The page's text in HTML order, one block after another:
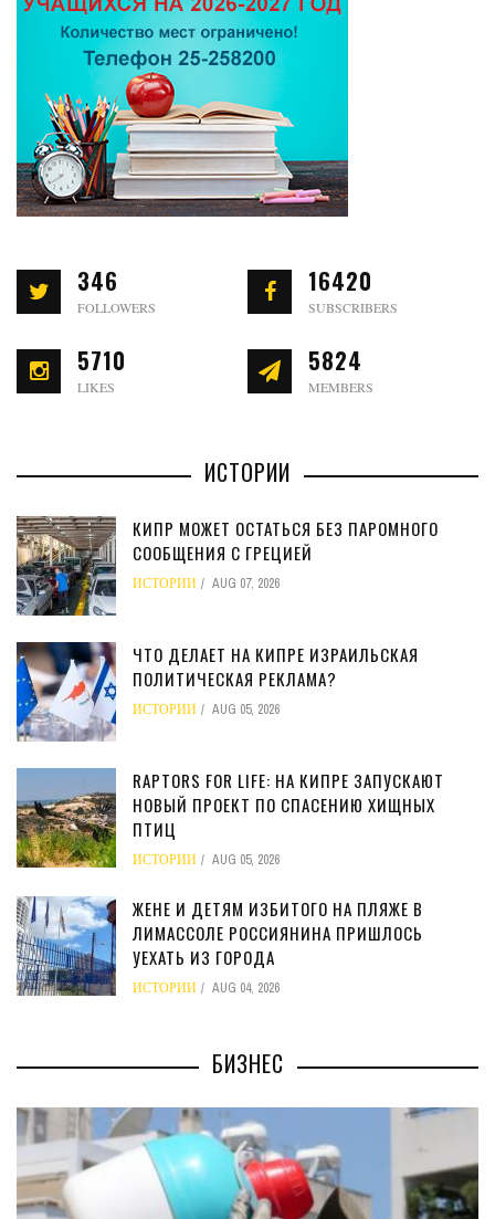
346
FOLLOWERS
16420
SUBSCRIBERS
5710
LIKES
5824
MEMBERS
ИСТОРИИ
КИПР МОЖЕТ ОСТАТЬСЯ БЕЗ ПАРОМНОГО
СООБЩЕНИЯ С ГРЕЦИЕЙ
ИСТОРИИ AUG 07, 2026
ЧТО ДЕЛАЕТ НА КИПРЕ ИЗРАИЛЬСКАЯ
ПОЛИТИЧЕСКАЯ РЕКЛАМА?
ИСТОРИИ AUG 05, 2026
RAPTORS FOR LIFE: НА КИПРЕ ЗАПУСКАЮТ
НОВЫЙ ПРОЕКТ ПО СПАСЕНИЮ ХИЩНЫХ
ПТИЦ
ИСТОРИИ AUG 05, 2026
ЖЕНЕ И ДЕТЯМ ИЗБИТОГО НА ПЛЯЖЕ В
ЛИМАССОЛЕ РОССИЯНИНА ПРИШЛОСЬ
УЕХАТЬ ИЗ ГОРОДА
ИСТОРИИ AUG 04, 2026
БИЗНЕС